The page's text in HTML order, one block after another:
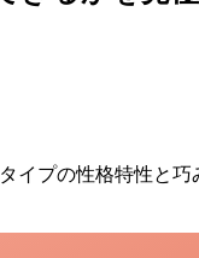
プの性格特性と